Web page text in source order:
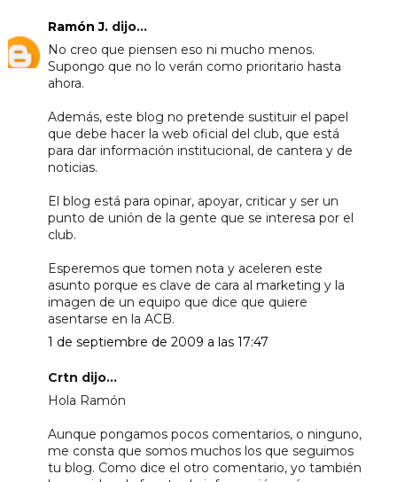
Ramón J.dijo...
No creo que piensen eso ni mucho menos.
Supongo que no lo verán como prioritario hasta
ahora.
Además, este blog no pretende sustituir el papel
que debe hacer la web oficial del club, que está
para dar información institucional, de cantera y de
noticias.
El blog está para opinar, apoyar, criticar y ser un
punto de unión de la gente que se interesa por el
club.
Esperemos que tomen nota y aceleren este
asunto porque es clave de cara al marketing y la
imagen de un equipo que dice que quiere
asentarse en la ACB.
1 de septiembre de 2009 a las 17:47
Crtn dijo...
Hola Ramón
Aunque pongamos pocos comentarios, o ninguno,
me consta que somos muchos los que seguimos
tu blog. Como dice el otro comentario, yo también